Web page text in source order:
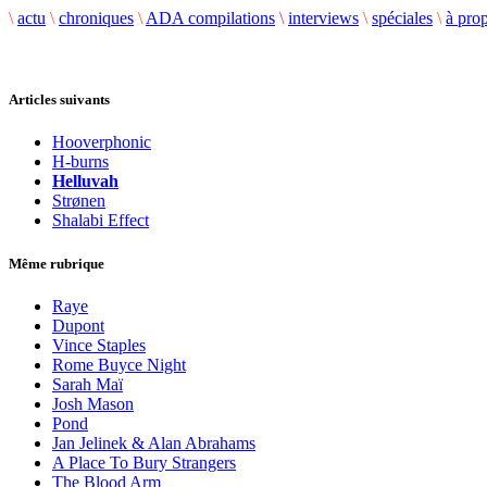
\ actu \ chroniques \ ADA compilations \ interviews \ spéciales \ à
Articles suivants
Hooverphonic
H-burns
Helluvah
Strønen
Shalabi Effect
Même rubrique
Raye
Dupont
Vince Staples
Rome Buyce Night
Sarah Maï
Josh Mason
Pond
Jan Jelinek & Alan Abrahams
A Place To Bury Strangers
The Blood Arm